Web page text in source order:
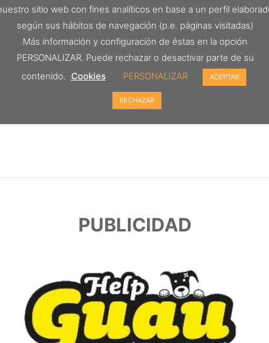
PUBLICIDAD
sitio web con fines analíticos en base a un perfil
según sus hábitos de navegación (p.e. páginas visitadas)
Más información y configuración de éstas en la opción
PERSONALIZAR. Puede rechazar o desactivar parte de su
contenido. Cookies PERSONALIZAR ACEPTAR
RECHAZAR